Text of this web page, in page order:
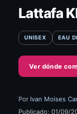
Lattafa
UNISEX EAU
Ver dónde
Por Ivan Moises
Publicado: 01/09/